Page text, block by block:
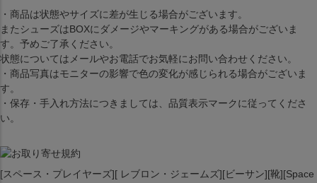
・商品は状態やサイズに差が生じる場合がございます。
またシューズはBOXにダメージやマーキングがある場合がございま
す。予めご了承ください。
状態についてはメールやお電話でお気軽にお問い合わせください。
・商品写真はモニターの影響で色の変化が感じられる場合がございま
す。
・保存・手入れ方法につきましては、品質表示マークに従ってくださ
い。
[スペース・プレイヤーズ][ レブロン・ジェームズ][ビーサン][靴][Space